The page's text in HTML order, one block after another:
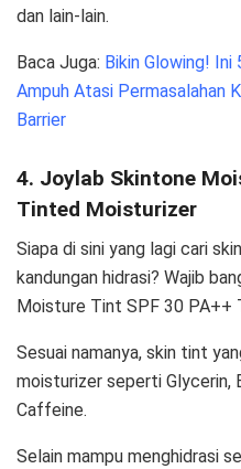
dan lain-lain.
Baca Juga: Bikin Glowing!
Ampuh Atasi Permasalahan
Barrier
4. Joylab Skintone
Tinted Moisturizer
Siapa di sini yang lagi cari
kandungan hidrasi? Wajib
Moisture Tint SPF 30
Sesuai namanya, skin tint
moisturizer seperti Glycerin,
Caffeine.
Selain mampu menghidrasi